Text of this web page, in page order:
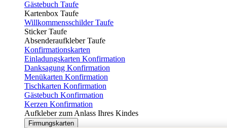
Gästebuch Taufe
Kartenbox Taufe
Willkommensschilder Taufe
Sticker Taufe
Absenderaufkleber Taufe
Konfirmationskarten
Einladungskarten Konfirmation
Danksagung Konfirmation
Menükarten Konfirmation
Tischkarten Konfirmation
Gästebuch Konfirmation
Kerzen Konfirmation
Aufkleber zum Anlass Ihres Kindes
Firmungskarten